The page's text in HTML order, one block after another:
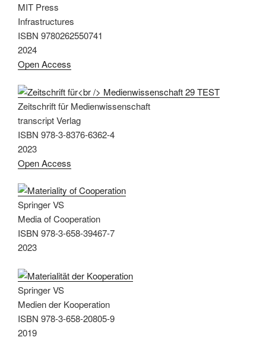
MIT Press
Infrastructures
ISBN 9780262550741
2024
Open Access
Zeitschrift für Medienwissenschaft
transcript Verlag
ISBN 978-3-8376-6362-4
2023
Open Access
Springer VS
Media of Cooperation
ISBN 978-3-658-39467-7
2023
Springer VS
Medien der Kooperation
ISBN 978-3-658-20805-9
2019